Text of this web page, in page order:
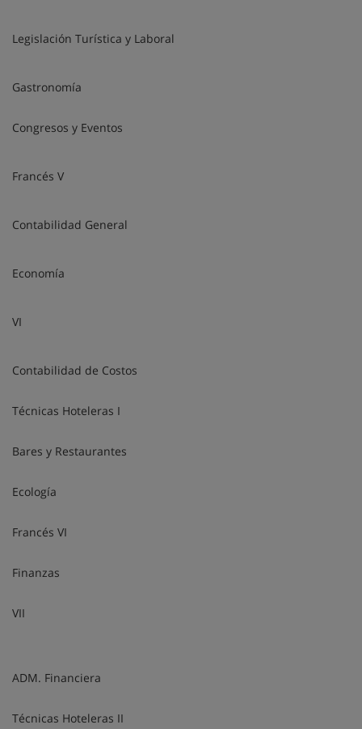
Legislación Turística y Laboral
Gastronomía
Congresos y Eventos
Francés V
Contabilidad General
Economía
VI
Contabilidad de Costos
Técnicas Hoteleras I
Bares y Restaurantes
Ecología
Francés VI
Finanzas
VII
ADM. Financiera
Técnicas Hoteleras II